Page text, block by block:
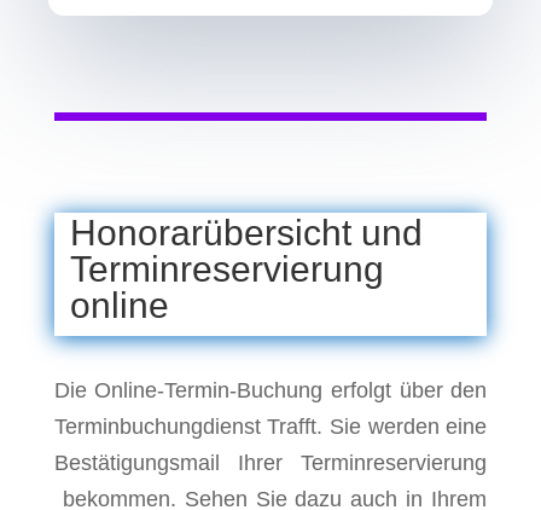
Honorarübersicht und
Terminreservierung
online
Die Online-Termin-Buchung erfolgt über den
Terminbuchungdienst Trafft. Sie werden eine
Bestätigungsmail Ihrer Terminreservierung
bekommen. Sehen Sie dazu auch in Ihrem